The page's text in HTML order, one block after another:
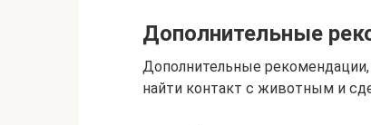
Дополнительные
Дополнительные
найти контакт с животным и